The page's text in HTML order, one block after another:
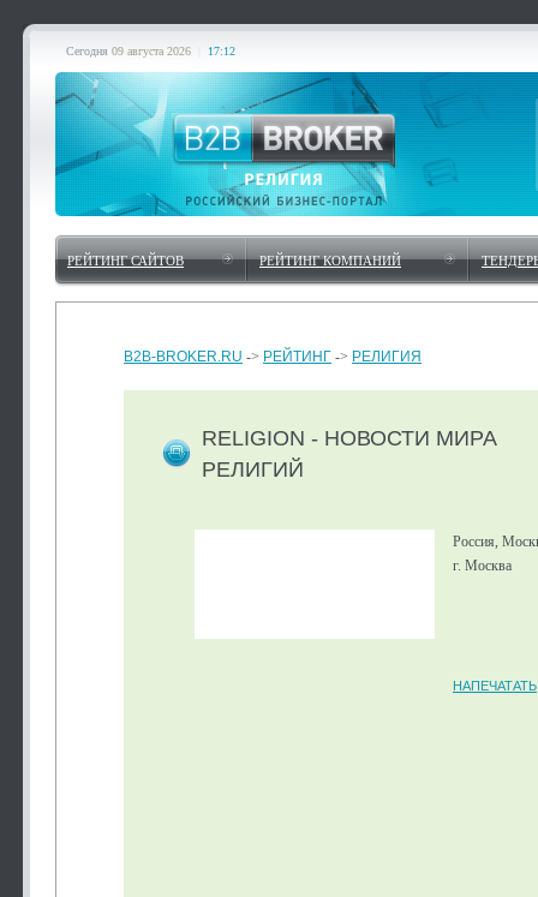
Сегодня 09 августа 2026 17:12
РЕЙТИНГ САЙТОВ РЕЙТИНГ КОМПАНИЙ
B2B-BROKER.RU -> РЕЙТИНГ -> РЕЛИГИЯ
RELIGION - НОВОСТИ МИРА
РЕЛИГИЙ
Россия,
г. Москва
НАПЕЧАТАТЬ